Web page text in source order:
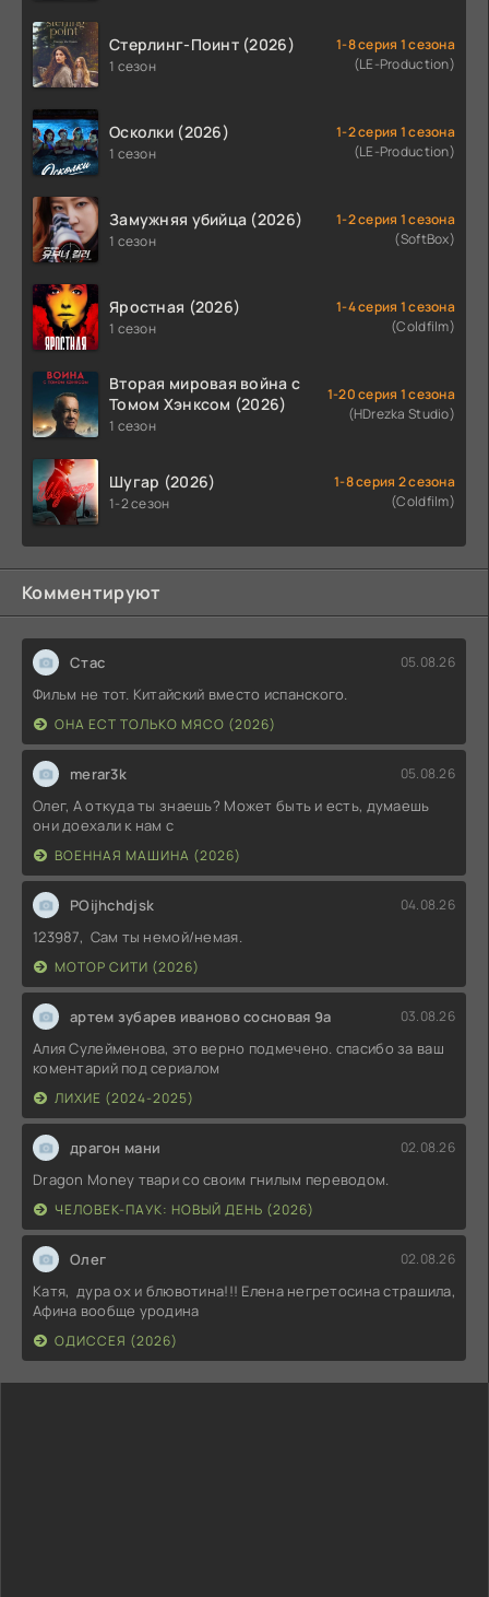
Стерлинг-Поинт (2026)
1 сезон
1-8 серия 1 сезона
(LE-Production)
Осколки (2026)
1 сезон
1-2 серия 1 сезона
(LE-Production)
Замужняя убийца (2026)
1 сезон
1-2 серия 1 сезона
(SoftBox)
Яростная (2026)
1 сезон
1-4 серия 1 сезона
(Coldfilm)
Вторая мировая война с
Томом Хэнксом (2026)
1 сезон
1-20 серия 1 сезона
(HDrezka Studio)
Шугар (2026)
1-2 сезон
1-8 серия 2 сезона
(Coldfilm)
Комментируют
Стас 05.08.26
Фильм не тот. Китайский вместо испанского.
ОНА ЕСТ ТОЛЬКО МЯСО (2026)
merar3k 05.08.26
Олег, А откуда ты знаешь? Может быть и есть, думаешь
они доехали к нам с
ВОЕННАЯ МАШИНА (2026)
POijhchdjsk 04.08.26
123987, Сам ты немой/немая.
МОТОР СИТИ (2026)
артем зубарев иваново сосновая 9а 03.08.26
Алия Сулейменова, это верно подмечено. спасибо за ваш
коментарий под сериалом
ЛИХИЕ (2024-2025)
драгон мани 02.08.26
Dragon Money твари со своим гнилым переводом.
ЧЕЛОВЕК-ПАУК: НОВЫЙ ДЕНЬ (2026)
Олег 02.08.26
Катя, дура ох и блювотина!!! Елена негретосина страшила,
Афина вообще уродина
ОДИССЕЯ (2026)